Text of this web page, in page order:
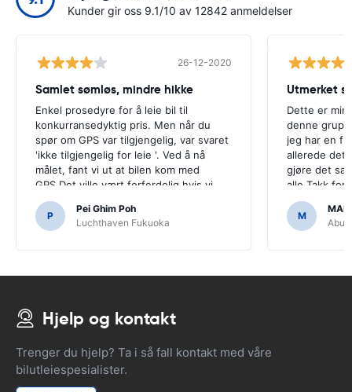
Kunder gir oss 9.1/10 av 12842 anmeldelser
26-12-2020
Samlet sømløs, mindre hikke
Enkel prosedyre for å leie bil til
konkurransedyktig pris. Men når du
spør om GPS var tilgjengelig, var svaret
'ikke tilgjengelig for leie '. Ved å nå
målet, fant vi ut at bilen kom med
GPS.Det ville vært forferdelig hvis vi
hadde bestemt seg for å kjøpe en GPS
som det var nødvendig å navigere
japanske veier.
P
Pei Ghim Poh
Luchthaven Fukuoka
Utmerket
Dette er min
denne
jeg har en
allerede det
gjøre det
alle.Takk for
enkelt.
M
Abu
Hjelp og kontakt
Trenger du hjelp? Ta i så fall kontakt med våre
bilutleiespesialister.